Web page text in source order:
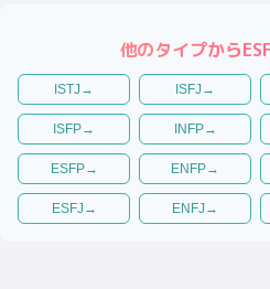
他のタイプから
ISTJ → ISFJ →
ISFP→ INFP→
ESFP→ ENFP→
ESFJ → ENFJ →